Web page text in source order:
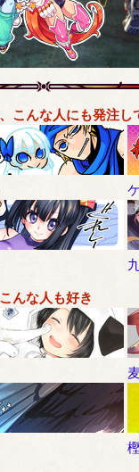
こんな人にも発注し
んな人も好き